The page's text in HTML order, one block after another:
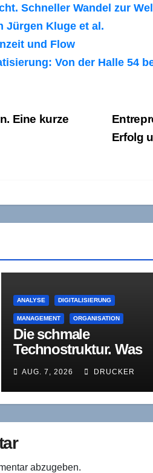
Schneller Wandel zur
Jürgen Kluge et al.
und Flow
Von der Halle 54
Erfolg
Eine kurze
ANALYSE DIGITALISIERUNG
MANAGEMENT ORGANISATION
Die schmale
Technostruktur. Was
Führungsebene bleibt,
wenn Agenten sich
AUG. 7, 2026 DRUCKER
abzugeben.